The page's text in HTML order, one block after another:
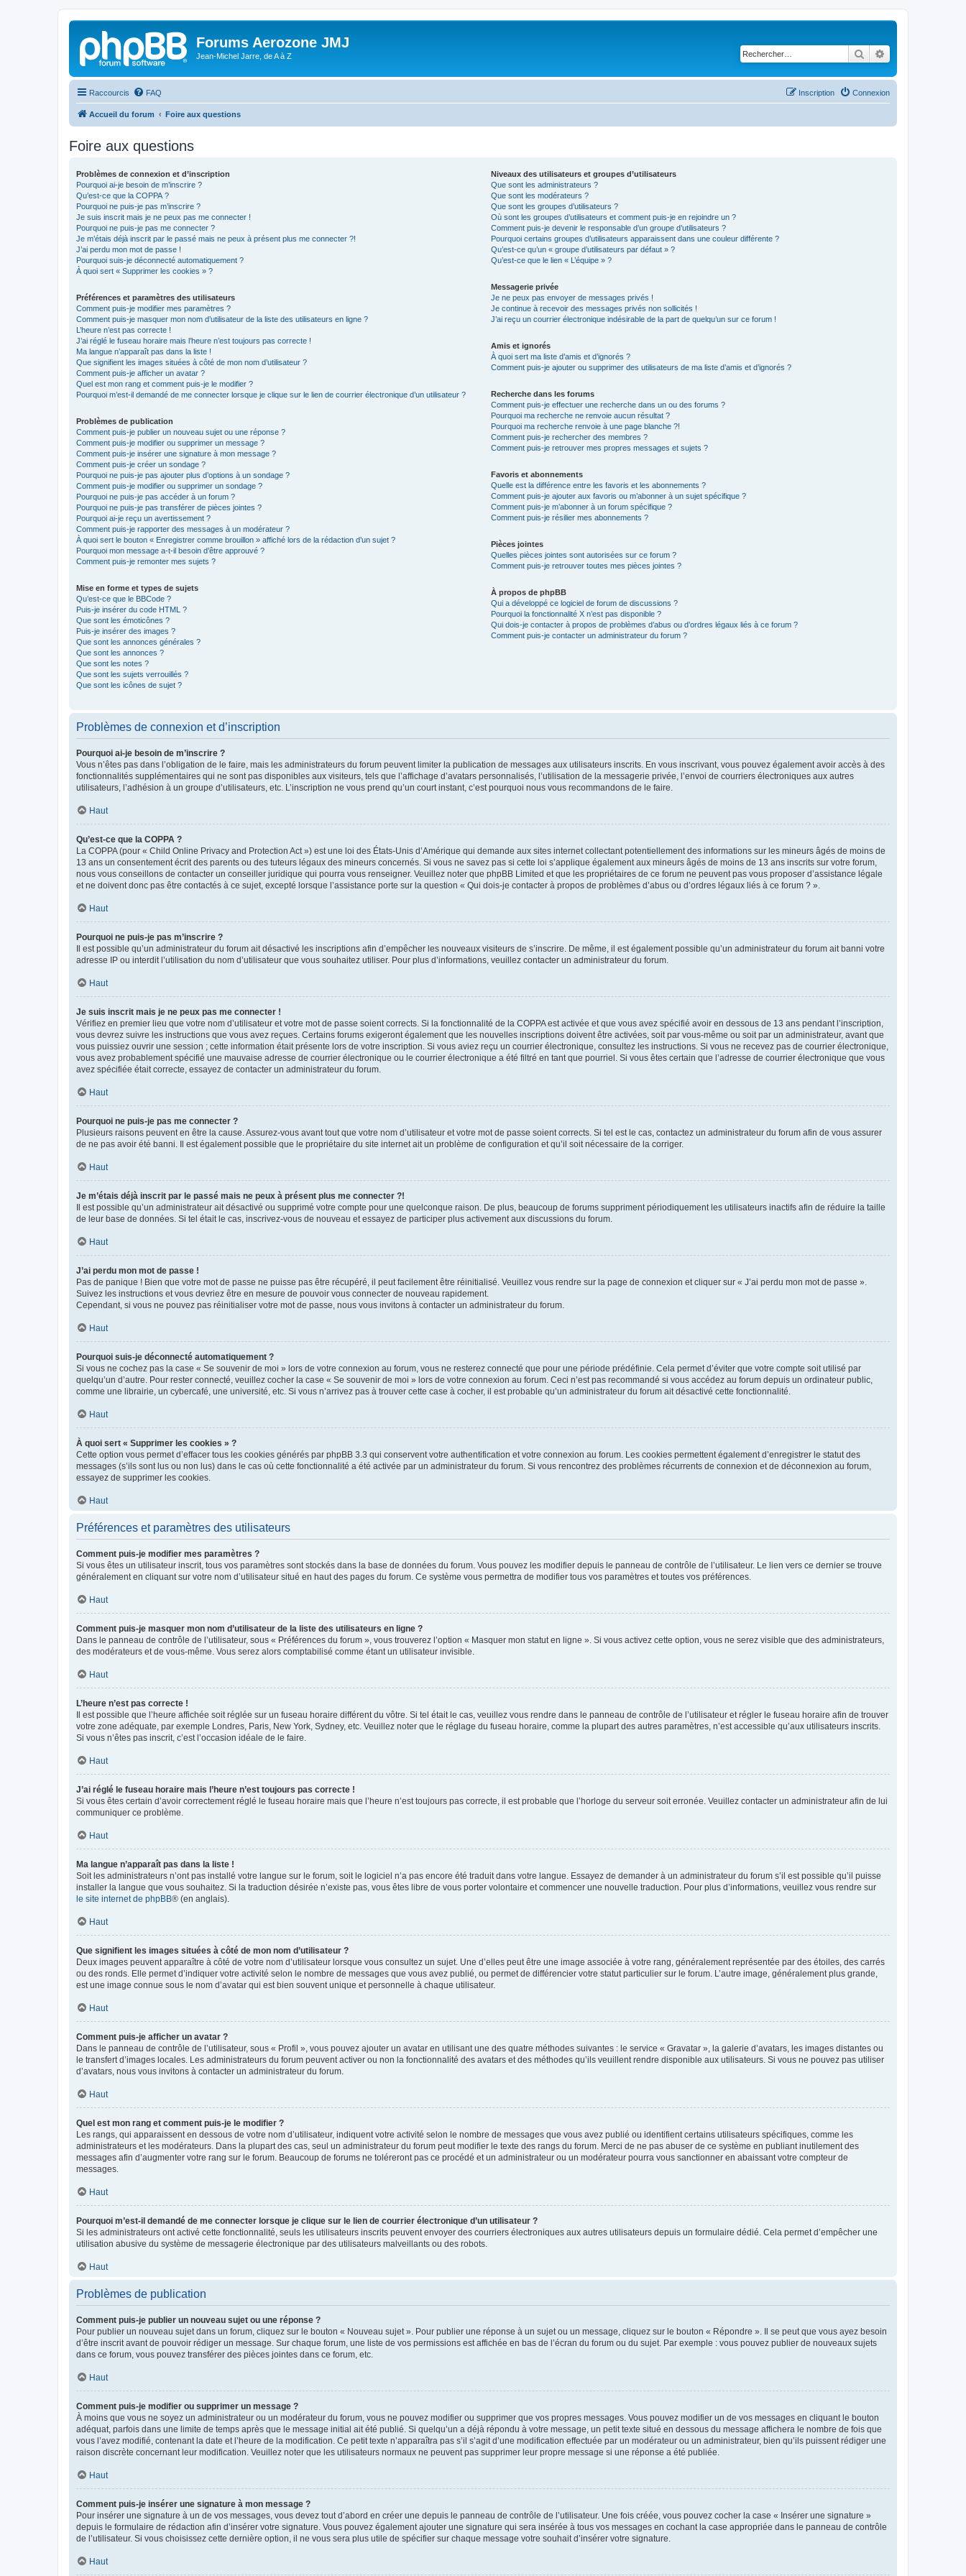
Forums Aerozone JMJ
Jean-Michel Jarre, de A à Z Rechercher
Raccourcis FAQ Connexion
Inscription
Accueil du forum Foire aux questions
Foire aux questions
Problèmes de connexion et d’inscription
Pourquoi ai-je besoin de m’inscrire ?
Qu’est-ce que la COPPA ?
Pourquoi ne puis-je pas m’inscrire ?
Je suis inscrit mais je ne peux pas me connecter !
Pourquoi ne puis-je pas me connecter ?
Je m’étais déjà inscrit par le passé mais ne peux à présent plus me connecter ?!
J’ai perdu mon mot de passe !
Pourquoi suis-je déconnecté automatiquement ?
À quoi sert « Supprimer les cookies » ?
Préférences et paramètres des utilisateurs
Comment puis-je modifier mes paramètres ?
Comment puis-je masquer mon nom d’utilisateur de la liste des utilisateurs en ligne ?
L’heure n’est pas correcte !
J’ai réglé le fuseau horaire mais l’heure n’est toujours pas correcte !
Ma langue n’apparaît pas dans la liste !
Que signifient les images situées à côté de mon nom d’utilisateur ?
Comment puis-je afficher un avatar ?
Quel est mon rang et comment puis-je le modifier ?
Pourquoi m’est-il demandé de me connecter lorsque je clique sur le lien de courrier électronique d’un utilisateur ?
Problèmes de publication
Comment puis-je publier un nouveau sujet ou une réponse ?
Comment puis-je modifier ou supprimer un message ?
Comment puis-je insérer une signature à mon message ?
Comment puis-je créer un sondage ?
Pourquoi ne puis-je pas ajouter plus d’options à un sondage ?
Comment puis-je modifier ou supprimer un sondage ?
Pourquoi ne puis-je pas accéder à un forum ?
Pourquoi ne puis-je pas transférer de pièces jointes ?
Pourquoi ai-je reçu un avertissement ?
Comment puis-je rapporter des messages à un modérateur ?
À quoi sert le bouton « Enregistrer comme brouillon » affiché lors de la rédaction d’un sujet ?
Pourquoi mon message a-t-il besoin d’être approuvé ?
Comment puis-je remonter mes sujets ?
Mise en forme et types de sujets
Qu’est-ce que le BBCode ?
Puis-je insérer du code HTML ?
Que sont les émoticônes ?
Puis-je insérer des images ?
Que sont les annonces générales ?
Que sont les annonces ?
Que sont les notes ?
Que sont les sujets verrouillés ?
Que sont les icônes de sujet ?
Niveaux des utilisateurs et groupes d’utilisateurs
Que sont les administrateurs ?
Que sont les modérateurs ?
Que sont les groupes d’utilisateurs ?
Où sont les groupes d’utilisateurs et comment puis-je en rejoindre un ?
Comment puis-je devenir le responsable d’un groupe d’utilisateurs ?
Pourquoi certains groupes d’utilisateurs apparaissent dans une couleur différente ?
Qu’est-ce qu’un « groupe d’utilisateurs par défaut » ?
Qu’est-ce que le lien « L’équipe » ?
Messagerie privée
Je ne peux pas envoyer de messages privés !
Je continue à recevoir des messages privés non sollicités !
J’ai reçu un courrier électronique indésirable de la part de quelqu’un sur ce forum !
Amis et ignorés
À quoi sert ma liste d’amis et d’ignorés ?
Comment puis-je ajouter ou supprimer des utilisateurs de ma liste d’amis et d’ignorés ?
Recherche dans les forums
Comment puis-je effectuer une recherche dans un ou des forums ?
Pourquoi ma recherche ne renvoie aucun résultat ?
Pourquoi ma recherche renvoie à une page blanche ?!
Comment puis-je rechercher des membres ?
Comment puis-je retrouver mes propres messages et sujets ?
Favoris et abonnements
Quelle est la différence entre les favoris et les abonnements ?
Comment puis-je ajouter aux favoris ou m’abonner à un sujet spécifique ?
Comment puis-je m’abonner à un forum spécifique ?
Comment puis-je résilier mes abonnements ?
Pièces jointes
Quelles pièces jointes sont autorisées sur ce forum ?
Comment puis-je retrouver toutes mes pièces jointes ?
À propos de phpBB
Qui a développé ce logiciel de forum de discussions ?
Pourquoi la fonctionnalité X n’est pas disponible ?
Qui dois-je contacter à propos de problèmes d’abus ou d’ordres légaux liés à ce forum ?
Comment puis-je contacter un administrateur du forum ?
Problèmes de connexion et d’inscription
Pourquoi ai-je besoin de m’inscrire ?
Vous n’êtes pas dans l’obligation de le faire, mais les administrateurs du forum peuvent limiter la publication de messages aux utilisateurs inscrits. En vous inscrivant, vous pouvez également avoir accès à des
fonctionnalités supplémentaires qui ne sont pas disponibles aux visiteurs, tels que l’affichage d’avatars personnalisés, l’utilisation de la messagerie privée, l’envoi de courriers électroniques aux autres
utilisateurs, l’adhésion à un groupe d’utilisateurs, etc. L’inscription ne vous prend qu’un court instant, c’est pourquoi nous vous recommandons de le faire.
Haut
Qu’est-ce que la COPPA ?
La COPPA (pour « Child Online Privacy and Protection Act ») est une loi des États-Unis d’Amérique qui demande aux sites internet collectant potentiellement des informations sur les mineurs âgés de moins de
13 ans un consentement écrit des parents ou des tuteurs légaux des mineurs concernés. Si vous ne savez pas si cette loi s’applique également aux mineurs âgés de moins de 13 ans inscrits sur votre forum,
nous vous conseillons de contacter un conseiller juridique qui pourra vous renseigner. Veuillez noter que phpBB Limited et que les propriétaires de ce forum ne peuvent pas vous proposer d’assistance légale
et ne doivent donc pas être contactés à ce sujet, excepté lorsque l’assistance porte sur la question « Qui dois-je contacter à propos de problèmes d’abus ou d’ordres légaux liés à ce forum ? ».
Haut
Pourquoi ne puis-je pas m’inscrire ?
Il est possible qu’un administrateur du forum ait désactivé les inscriptions afin d’empêcher les nouveaux visiteurs de s’inscrire. De même, il est également possible qu’un administrateur du forum ait banni votre
adresse IP ou interdit l’utilisation du nom d’utilisateur que vous souhaitez utiliser. Pour plus d’informations, veuillez contacter un administrateur du forum.
Haut
Je suis inscrit mais je ne peux pas me connecter !
Vérifiez en premier lieu que votre nom d’utilisateur et votre mot de passe soient corrects. Si la fonctionnalité de la COPPA est activée et que vous avez spécifié avoir en dessous de 13 ans pendant l’inscription,
vous devrez suivre les instructions que vous avez reçues. Certains forums exigeront également que les nouvelles inscriptions doivent être activées, soit par vous-même ou soit par un administrateur, avant que
vous puissiez ouvrir une session ; cette information était présente lors de votre inscription. Si vous aviez reçu un courrier électronique, consultez les instructions. Si vous ne recevez pas de courrier électronique,
vous avez probablement spécifié une mauvaise adresse de courrier électronique ou le courrier électronique a été filtré en tant que pourriel. Si vous êtes certain que l’adresse de courrier électronique que vous
avez spécifiée était correcte, essayez de contacter un administrateur du forum.
Haut
Pourquoi ne puis-je pas me connecter ?
Plusieurs raisons peuvent en être la cause. Assurez-vous avant tout que votre nom d’utilisateur et votre mot de passe soient corrects. Si tel est le cas, contactez un administrateur du forum afin de vous assurer
de ne pas avoir été banni. Il est également possible que le propriétaire du site internet ait un problème de configuration et qu’il soit nécessaire de la corriger.
Haut
Je m’étais déjà inscrit par le passé mais ne peux à présent plus me connecter ?!
Il est possible qu’un administrateur ait désactivé ou supprimé votre compte pour une quelconque raison. De plus, beaucoup de forums suppriment périodiquement les utilisateurs inactifs afin de réduire la taille
de leur base de données. Si tel était le cas, inscrivez-vous de nouveau et essayez de participer plus activement aux discussions du forum.
Haut
J’ai perdu mon mot de passe !
Pas de panique ! Bien que votre mot de passe ne puisse pas être récupéré, il peut facilement être réinitialisé. Veuillez vous rendre sur la page de connexion et cliquer sur « J’ai perdu mon mot de passe ».
Suivez les instructions et vous devriez être en mesure de pouvoir vous connecter de nouveau rapidement.
Cependant, si vous ne pouvez pas réinitialiser votre mot de passe, nous vous invitons à contacter un administrateur du forum.
Haut
Pourquoi suis-je déconnecté automatiquement ?
Si vous ne cochez pas la case « Se souvenir de moi » lors de votre connexion au forum, vous ne resterez connecté que pour une période prédéfinie. Cela permet d’éviter que votre compte soit utilisé par
quelqu’un d’autre. Pour rester connecté, veuillez cocher la case « Se souvenir de moi » lors de votre connexion au forum. Ceci n’est pas recommandé si vous accédez au forum depuis un ordinateur public,
comme une librairie, un cybercafé, une université, etc. Si vous n’arrivez pas à trouver cette case à cocher, il est probable qu’un administrateur du forum ait désactivé cette fonctionnalité.
Haut
À quoi sert « Supprimer les cookies » ?
Cette option vous permet d’effacer tous les cookies générés par phpBB 3.3 qui conservent votre authentification et votre connexion au forum. Les cookies permettent également d’enregistrer le statut des
messages (s’ils sont lus ou non lus) dans le cas où cette fonctionnalité a été activée par un administrateur du forum. Si vous rencontrez des problèmes récurrents de connexion et de déconnexion au forum,
essayez de supprimer les cookies.
Haut
Préférences et paramètres des utilisateurs
Comment puis-je modifier mes paramètres ?
Si vous êtes un utilisateur inscrit, tous vos paramètres sont stockés dans la base de données du forum. Vous pouvez les modifier depuis le panneau de contrôle de l’utilisateur. Le lien vers ce dernier se trouve
généralement en cliquant sur votre nom d’utilisateur situé en haut des pages du forum. Ce système vous permettra de modifier tous vos paramètres et toutes vos préférences.
Haut
Comment puis-je masquer mon nom d’utilisateur de la liste des utilisateurs en ligne ?
Dans le panneau de contrôle de l’utilisateur, sous « Préférences du forum », vous trouverez l’option « Masquer mon statut en ligne ». Si vous activez cette option, vous ne serez visible que des administrateurs,
des modérateurs et de vous-même. Vous serez alors comptabilisé comme étant un utilisateur invisible.
Haut
L’heure n’est pas correcte !
Il est possible que l’heure affichée soit réglée sur un fuseau horaire différent du vôtre. Si tel était le cas, veuillez vous rendre dans le panneau de contrôle de l’utilisateur et régler le fuseau horaire afin de trouver
votre zone adéquate, par exemple Londres, Paris, New York, Sydney, etc. Veuillez noter que le réglage du fuseau horaire, comme la plupart des autres paramètres, n’est accessible qu’aux utilisateurs inscrits.
Si vous n’êtes pas inscrit, c’est l’occasion idéale de le faire.
Haut
J’ai réglé le fuseau horaire mais l’heure n’est toujours pas correcte !
Si vous êtes certain d’avoir correctement réglé le fuseau horaire mais que l’heure n’est toujours pas correcte, il est probable que l’horloge du serveur soit erronée. Veuillez contacter un administrateur afin de lui
communiquer ce problème.
Haut
Ma langue n’apparaît pas dans la liste !
Soit les administrateurs n’ont pas installé votre langue sur le forum, soit le logiciel n’a pas encore été traduit dans votre langue. Essayez de demander à un administrateur du forum s’il est possible qu’il puisse
installer la langue que vous souhaitez. Si la traduction désirée n’existe pas, vous êtes libre de vous porter volontaire et commencer une nouvelle traduction. Pour plus d’informations, veuillez vous rendre sur
le site internet de phpBB® (en anglais).
Haut
Que signifient les images situées à côté de mon nom d’utilisateur ?
Deux images peuvent apparaître à côté de votre nom d’utilisateur lorsque vous consultez un sujet. Une d’elles peut être une image associée à votre rang, généralement représentée par des étoiles, des carrés
ou des ronds. Elle permet d’indiquer votre activité selon le nombre de messages que vous avez publié, ou permet de différencier votre statut particulier sur le forum. L’autre image, généralement plus grande,
est une image connue sous le nom d’avatar qui est bien souvent unique et personnelle à chaque utilisateur.
Haut
Comment puis-je afficher un avatar ?
Dans le panneau de contrôle de l’utilisateur, sous « Profil », vous pouvez ajouter un avatar en utilisant une des quatre méthodes suivantes : le service « Gravatar », la galerie d’avatars, les images distantes ou
le transfert d’images locales. Les administrateurs du forum peuvent activer ou non la fonctionnalité des avatars et des méthodes qu’ils veuillent rendre disponible aux utilisateurs. Si vous ne pouvez pas utiliser
d’avatars, nous vous invitons à contacter un administrateur du forum.
Haut
Quel est mon rang et comment puis-je le modifier ?
Les rangs, qui apparaissent en dessous de votre nom d’utilisateur, indiquent votre activité selon le nombre de messages que vous avez publié ou identifient certains utilisateurs spécifiques, comme les
administrateurs et les modérateurs. Dans la plupart des cas, seul un administrateur du forum peut modifier le texte des rangs du forum. Merci de ne pas abuser de ce système en publiant inutilement des
messages afin d’augmenter votre rang sur le forum. Beaucoup de forums ne toléreront pas ce procédé et un administrateur ou un modérateur pourra vous sanctionner en abaissant votre compteur de
messages.
Haut
Pourquoi m’est-il demandé de me connecter lorsque je clique sur le lien de courrier électronique d’un utilisateur ?
Si les administrateurs ont activé cette fonctionnalité, seuls les utilisateurs inscrits peuvent envoyer des courriers électroniques aux autres utilisateurs depuis un formulaire dédié. Cela permet d’empêcher une
utilisation abusive du système de messagerie électronique par des utilisateurs malveillants ou des robots.
Haut
Problèmes de publication
Comment puis-je publier un nouveau sujet ou une réponse ?
Pour publier un nouveau sujet dans un forum, cliquez sur le bouton « Nouveau sujet ». Pour publier une réponse à un sujet ou un message, cliquez sur le bouton « Répondre ». Il se peut que vous ayez besoin
d’être inscrit avant de pouvoir rédiger un message. Sur chaque forum, une liste de vos permissions est affichée en bas de l’écran du forum ou du sujet. Par exemple : vous pouvez publier de nouveaux sujets
dans ce forum, vous pouvez transférer des pièces jointes dans ce forum, etc.
Haut
Comment puis-je modifier ou supprimer un message ?
À moins que vous ne soyez un administrateur ou un modérateur du forum, vous ne pouvez modifier ou supprimer que vos propres messages. Vous pouvez modifier un de vos messages en cliquant le bouton
adéquat, parfois dans une limite de temps après que le message initial ait été publié. Si quelqu’un a déjà répondu à votre message, un petit texte situé en dessous du message affichera le nombre de fois que
vous l’avez modifié, contenant la date et l’heure de la modification. Ce petit texte n’apparaîtra pas s’il s’agit d’une modification effectuée par un modérateur ou un administrateur, bien qu’ils puissent rédiger une
raison discrète concernant leur modification. Veuillez noter que les utilisateurs normaux ne peuvent pas supprimer leur propre message si une réponse a été publiée.
Haut
Comment puis-je insérer une signature à mon message ?
Pour insérer une signature à un de vos messages, vous devez tout d’abord en créer une depuis le panneau de contrôle de l’utilisateur. Une fois créée, vous pouvez cocher la case « Insérer une signature »
depuis le formulaire de rédaction afin d’insérer votre signature. Vous pouvez également ajouter une signature qui sera insérée à tous vos messages en cochant la case appropriée dans le panneau de contrôle
de l’utilisateur. Si vous choisissez cette dernière option, il ne vous sera plus utile de spécifier sur chaque message votre souhait d’insérer votre signature.
Haut